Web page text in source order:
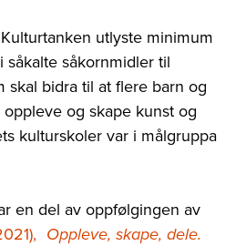
utlyste minimum
såkalte såkornmidler til
skal bidra til at flere barn og
og skape kunst og
kulturskoler var i målgruppa
en del av oppfølgingen av
Oppleve, skape, dele.